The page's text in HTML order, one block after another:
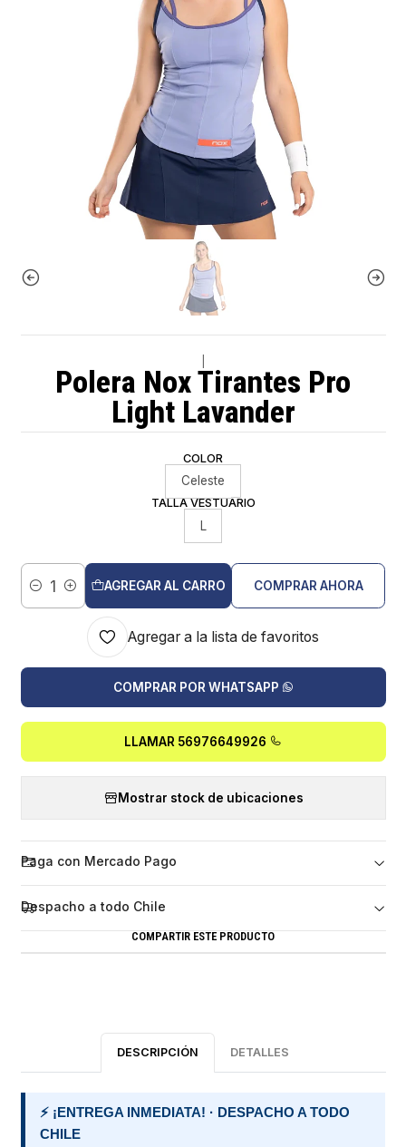
Polera Nox Tirantes Pro
Light Lavander
COLOR
Celeste
TALLA VESTUARIO
L
Cantidad
AGREGAR AL CARRO COMPRAR AHORA
Agregar a la lista de favoritos
COMPRAR POR WHATSAPP
LLAMAR 56976649926
Mostrar stock de ubicaciones
Paga con Mercado Pago
Despacho a todo Chile
COMPARTIR ESTE PRODUCTO
DESCRIPCIÓN DETALLES
⚡ ¡ENTREGA INMEDIATA! · DESPACHO A TODO
CHILE